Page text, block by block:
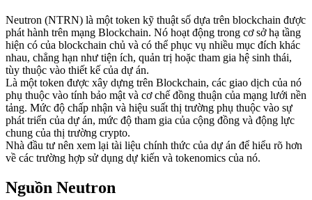
USDC Futures vĩnh cửu
Futures sử dụng USDC làm tài sản thế chấp
Neutron (NTRN) là một token kỹ thuật số dựa trên blockchain được
phát hành trên mạng Blockchain. Nó hoạt động trong cơ sở hạ tầng
hiện có của blockchain chủ và có thể phục vụ nhiều mục đích khác
nhau, chẳng hạn như tiện ích, quản trị hoặc tham gia hệ sinh thái,
tùy thuộc vào thiết kế của dự án.
Là một token được xây dựng trên Blockchain, các giao dịch của nó
phụ thuộc vào tính bảo mật và cơ chế đồng thuận của mạng lưới nền
tảng. Mức độ chấp nhận và hiệu suất thị trường phụ thuộc vào sự
phát triển của dự án, mức độ tham gia của cộng đồng và động lực
chung của thị trường crypto.
Nhà đầu tư nên xem lại tài liệu chính thức của dự án để hiểu rõ hơn
về các trường hợp sử dụng dự kiến và tokenomics của nó.
Nguồn Neutron